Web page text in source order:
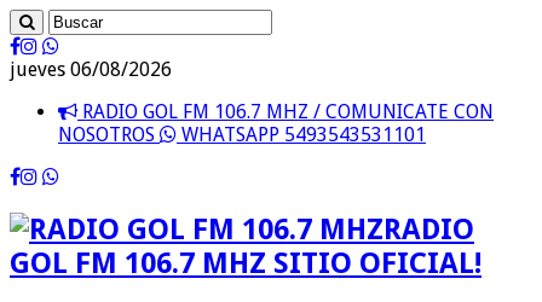
jueves 06/08/2026
RADIO GOL FM 106.7 MHZ / COMUNICATE CON
NOSOTROS
WHATSAPP 5493543531101
RADIO
GOL FM 106.7 MHZ SITIO OFICIAL!